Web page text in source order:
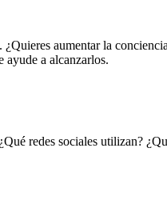
aumentar la
ayude a alcanzarlos.
redes sociales utilizan?